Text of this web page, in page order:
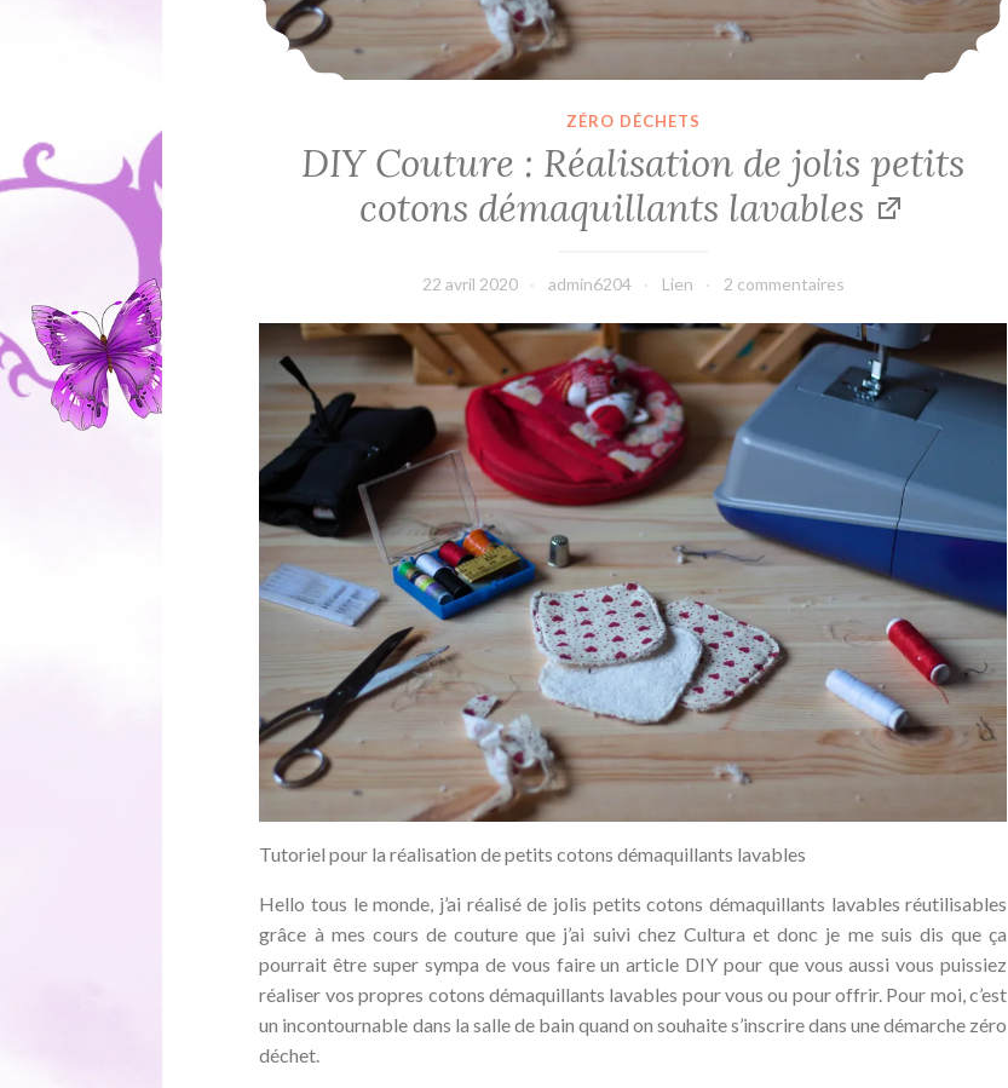
ZÉRO DÉCHETS
DIY Couture : Réalisation de jolis petits
cotons démaquillants lavables
22 avril 2020 admin6204 Lien 2 commentaires
Tutoriel pour la réalisation de petits cotons démaquillants lavables
Hello tous le monde, j’ai réalisé de jolis petits cotons démaquillants lavables réutilisables
grâce à mes cours de couture que j’ai suivi chez Cultura et donc je me suis dis que ça
pourrait être super sympa de vous faire un article DIY pour que vous aussi vous puissiez
réaliser vos propres cotons démaquillants lavables pour vous ou pour offrir. Pour moi, c’est
un incontournable dans la salle de bain quand on souhaite s’inscrire dans une démarche zéro
déchet.